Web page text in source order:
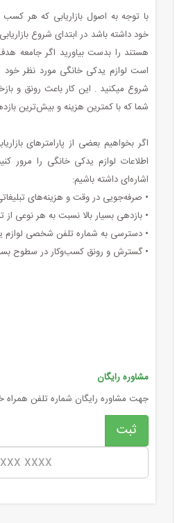
با توجه به اصول بازاریابی که هر
خود داشته باشد در ابتدای شروع
هستند را بدست بیاورید اگر جامعه
است لوازم یدکی خانگی مورد نظر خود
شروع میکنید . این کار باعث رونق و
شما که با کمترین هزینه و بیش‌ترین
اگر بخواهیم بعضی از پارامترهای
اطلاعات لوازم یدکی خانگی را مرور
اشاره‌ای داشته باشیم:
• صرفه‌جویی در وقت و هزینه‌های
• بازدهی بسیار بالا نسبت به هر نوعی از
• دسترسی به شماره تلفن شخصی لوازم
• گسترش و رونق کسب‌وکار در سطوح
مشاوره رایگان
جهت مشاوره رایگان شماره تلفن همراه